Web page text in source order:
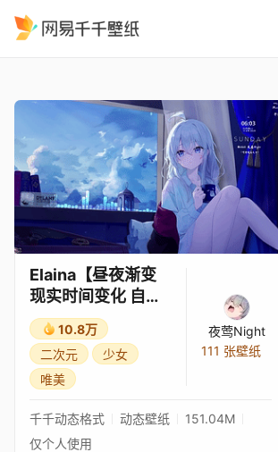
Elaina【昼夜渐变
现实时间变化 自选
时间】窗旁的伊蕾
娜——夜莺
Night【魔女之旅】
Day Night
10.8万
二次元
少女
唯美
夜莺Night
111 张壁纸
千千动态格式 动态壁纸
151.04M
仅个人使用